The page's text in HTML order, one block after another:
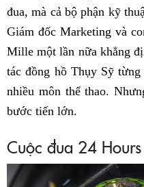
đua, mà cả bộ phận kỹ
Giám đốc Marketing và
Mille một lần nữa khẳng
tác đồng hồ Thụy Sỹ
nhiều môn thể thao.
bước tiến lớn.
Cuộc đua 24